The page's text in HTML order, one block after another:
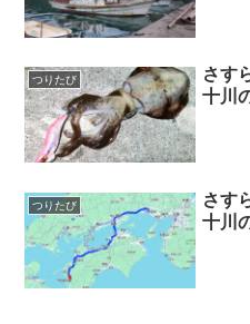
つりたび
さす
十川
つりたび
さす
十川